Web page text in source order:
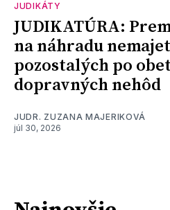
JUDIKÁTY
JUDIKATÚRA:
na náhradu
pozostalých po
dopravných nehôd
JUDR. ZUZANA MAJERIKOVÁ
júl 30, 2026